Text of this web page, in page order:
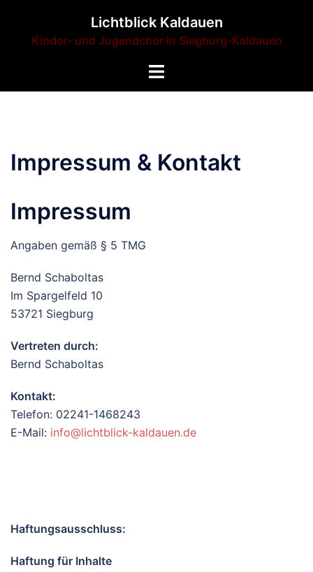
springen
Lichtblick Kaldauen
Kinder- und Jugendchor in Siegburg-Kaldauen
Menü
Impressum & Kontakt
Impressum
Angaben gemäß § 5 TMG
Bernd Schaboltas
Im Spargelfeld 10
53721 Siegburg
Vertreten durch:
Bernd Schaboltas
Kontakt:
Telefon: 02241-1468243
E-Mail: info@lichtblick-kaldauen.de
Haftungsausschluss:
Haftung für Inhalte